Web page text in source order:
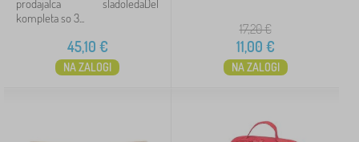
prodajalca sladoledaDel
kompleta so 3...
45,10 €
NA ZALOGI
17,20€
11,00 €
NA ZALOGI